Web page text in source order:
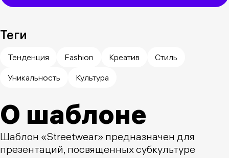
Теги
Тенденция Fashion Креатив
Стиль
Уникальность
Культура
О шаблоне
Шаблон «Streetwear» предназначен для
презентаций, посвященных субкультуре